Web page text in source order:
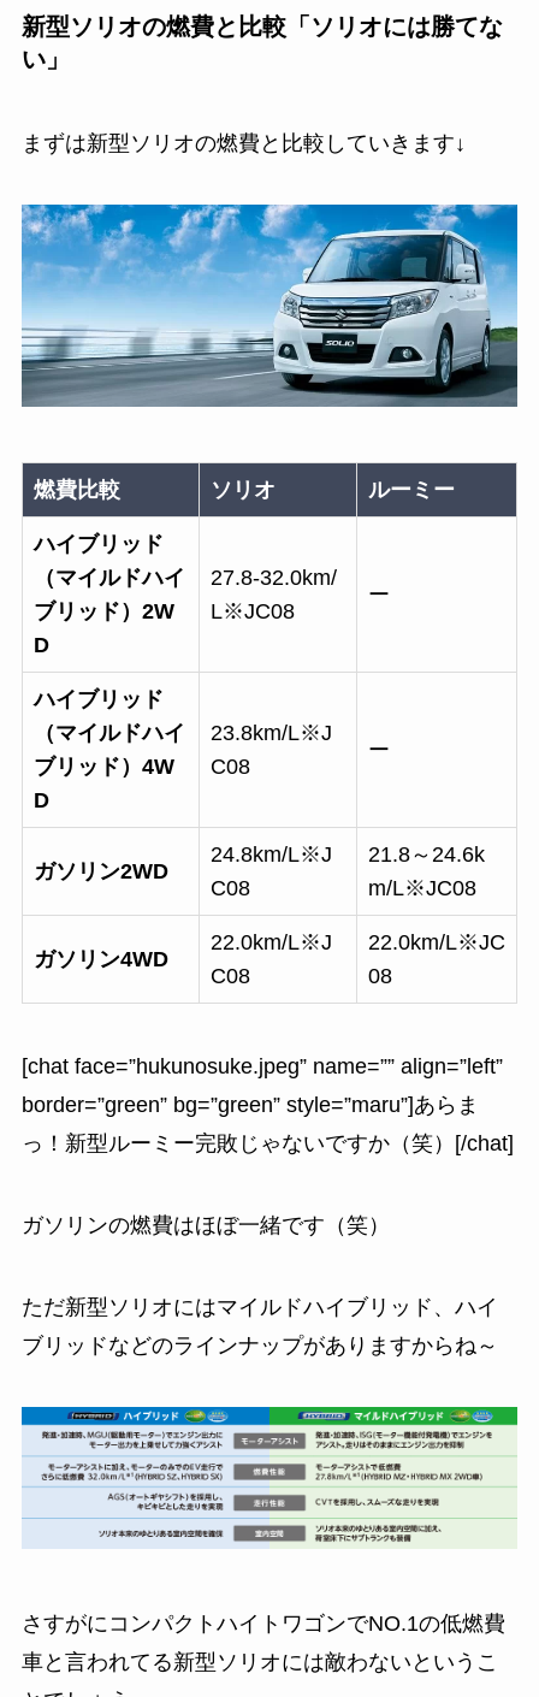
新型ソリオの燃費と比較「ソリオには勝てな
い」
まずは新型ソリオの燃費と比較していきます↓
燃費比較 ソリオ ルーミー
ハイブリッド
（マイルドハイ
ブリッド）2W
D
27.8-32.0km/
L※JC08
ー
ハイブリッド
（マイルドハイ
ブリッド）4W
D
23.8km/L※J
C08
ー
ガソリン2WD
24.8km/L※J
C08
21.8～24.6k
m/L※JC08
ガソリン4WD
22.0km/L※J
C08
22.0km/L※JC
08
[chat face=”hukunosuke.jpeg” name=”” align=”left”
border=”green” bg=”green” style=”maru”]あらま
っ！新型ルーミー完敗じゃないですか（笑）[/chat]
ガソリンの燃費はほぼ一緒です（笑）
ただ新型ソリオにはマイルドハイブリッド、ハイ
ブリッドなどのラインナップがありますからね～
さすがにコンパクトハイトワゴンでNO.1の低燃費
車と言われてる新型ソリオには敵わないというこ